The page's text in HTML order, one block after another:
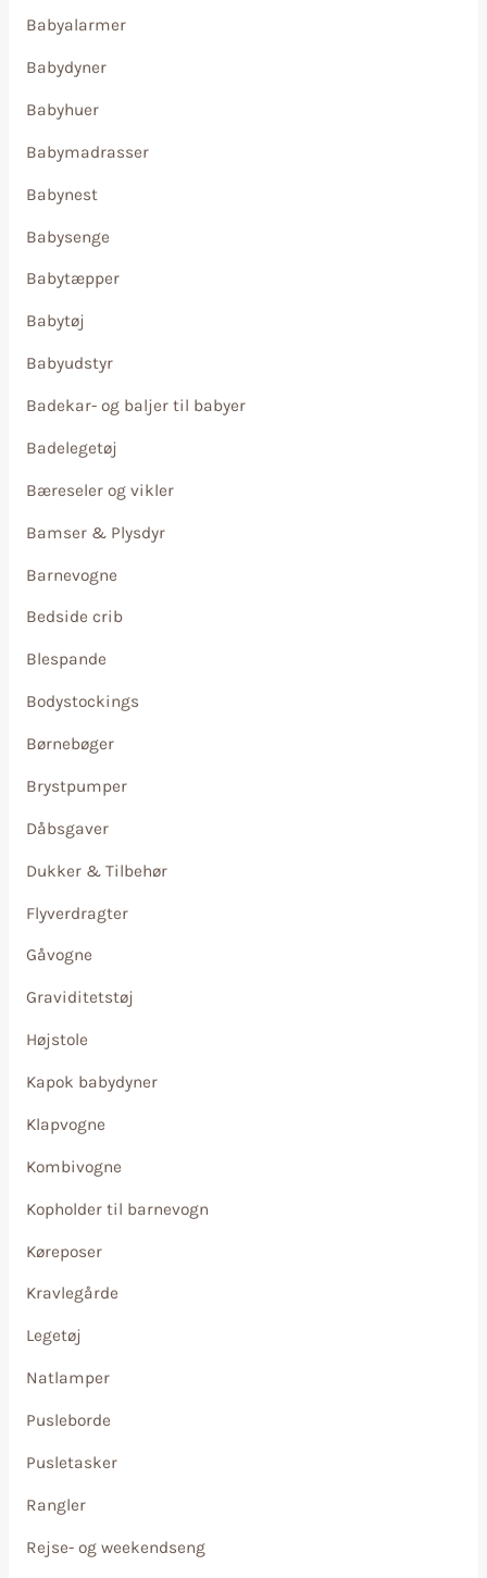
Babyalarmer
Babydyner
Babyhuer
Babymadrasser
Babynest
Babysenge
Babytæpper
Babytøj
Babyudstyr
Badekar- og baljer til babyer
Badelegetøj
Bæreseler og vikler
Bamser & Plysdyr
Barnevogne
Bedside crib
Blespande
Bodystockings
Børnebøger
Brystpumper
Dåbsgaver
Dukker & Tilbehør
Flyverdragter
Gåvogne
Graviditetstøj
Højstole
Kapok babydyner
Klapvogne
Kombivogne
Kopholder til barnevogn
Køreposer
Kravlegårde
Legetøj
Natlamper
Pusleborde
Pusletasker
Rangler
Rejse- og weekendseng